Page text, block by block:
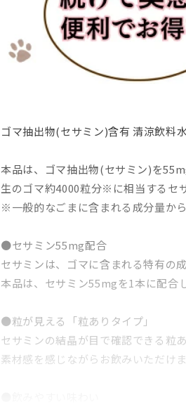
ゴマ抽出物(セサミン)含有 清涼飲料
本品は、ゴマ抽出物(セサミン)を
生のゴマ約4000粒分※に相当するセ
※一般的なごまに含まれる成分量か
●セサミン55mg配合
セサミンは、ゴマに含まれる特有の
本品は、セサミン55mgを1本に配合
●粒が見える「粒ありタイプ」
セサミンの結晶が目で確認できる粒
素材感を感じながらお飲みいただけま